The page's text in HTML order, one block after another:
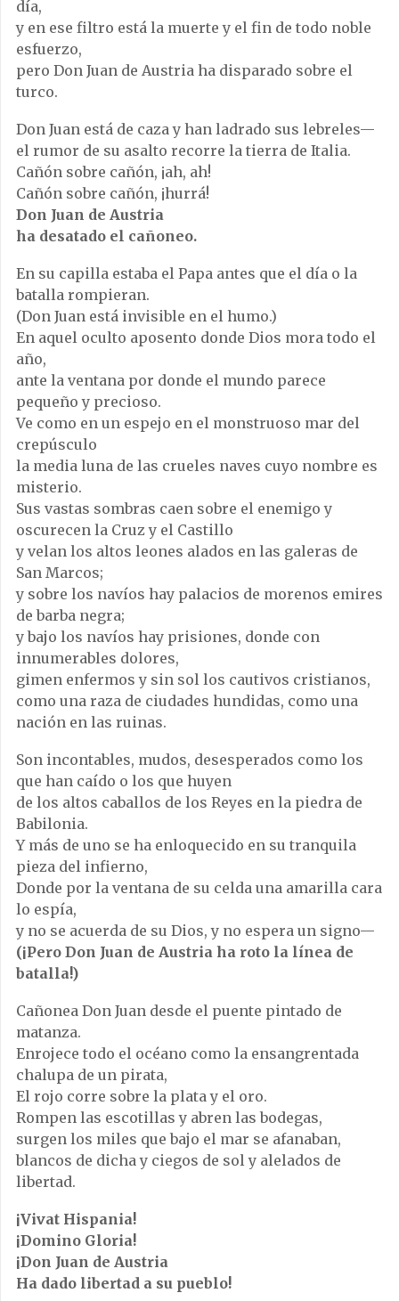
día,
y en ese filtro está la muerte y el fin de todo noble
esfuerzo,
pero Don Juan de Austria ha disparado sobre el
turco.
Don Juan está de caza y han ladrado sus lebreles—
el rumor de su asalto recorre la tierra de Italia.
Cañón sobre cañón, ¡ah, ah!
Cañón sobre cañón, ¡hurrá!
Don Juan de Austria
ha desatado el cañoneo.
En su capilla estaba el Papa antes que el día o la
batalla rompieran.
(Don Juan está invisible en el humo.)
En aquel oculto aposento donde Dios mora todo el
año,
ante la ventana por donde el mundo parece
pequeño y precioso.
Ve como en un espejo en el monstruoso mar del
crepúsculo
la media luna de las crueles naves cuyo nombre es
misterio.
Sus vastas sombras caen sobre el enemigo y
oscurecen la Cruz y el Castillo
y velan los altos leones alados en las galeras de
San Marcos;
y sobre los navíos hay palacios de morenos emires
de barba negra;
y bajo los navíos hay prisiones, donde con
innumerables dolores,
gimen enfermos y sin sol los cautivos cristianos,
como una raza de ciudades hundidas, como una
nación en las ruinas.
Son incontables, mudos, desesperados como los
que han caído o los que huyen
de los altos caballos de los Reyes en la piedra de
Babilonia.
Y más de uno se ha enloquecido en su tranquila
pieza del infierno,
Donde por la ventana de su celda una amarilla cara
lo espía,
y no se acuerda de su Dios, y no espera un signo—
(¡Pero Don Juan de Austria ha roto la línea de
batalla!)
Cañonea Don Juan desde el puente pintado de
matanza.
Enrojece todo el océano como la ensangrentada
chalupa de un pirata,
El rojo corre sobre la plata y el oro.
Rompen las escotillas y abren las bodegas,
surgen los miles que bajo el mar se afanaban,
blancos de dicha y ciegos de sol y alelados de
libertad.
¡Vivat Hispania!
¡Domino Gloria!
¡Don Juan de Austria
Ha dado libertad a su pueblo!